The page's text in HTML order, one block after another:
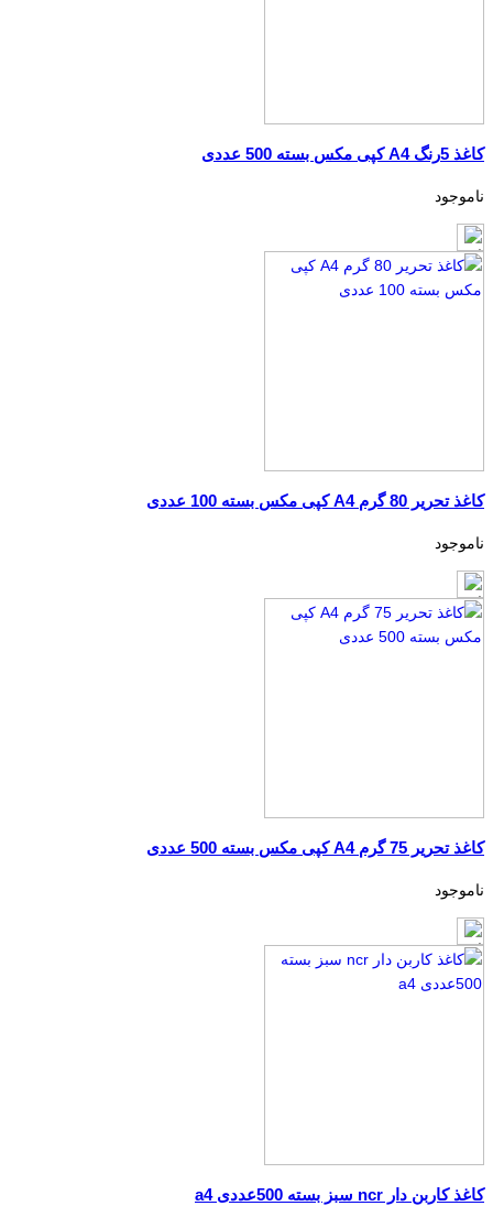
کاغذ 5رنگ A4 کپی مکس بسته 500 عددی
ناموجود
کاغذ تحریر 80 گرم A4 کپی مکس بسته 100 عددی
ناموجود
کاغذ تحریر 75 گرم A4 کپی مکس بسته 500 عددی
ناموجود
کاغذ کاربن دار ncr سبز بسته 500عددی a4